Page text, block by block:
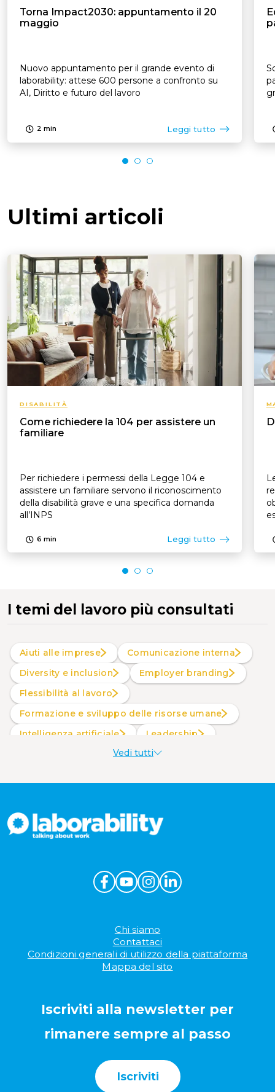
Torna Impact2030: appuntamento il 20
maggio
Nuovo appuntamento per il grande evento di
laborability: attese 600 persone a confronto su
AI, Diritto e futuro del lavoro
2 min Leggi tutto
Ultimi articoli
DISABILITÀ
Come richiedere la 104 per assistere un
familiare
Per richiedere i permessi della Legge 104 e
assistere un familiare servono il riconoscimento
della disabilità grave e una specifica domanda
all’INPS
6 min Leggi tutto
I temi del lavoro più consultati
Aiuti alle imprese
Comunicazione interna
Diversity e inclusion
Employer branding
Flessibilità al lavoro
Formazione e sviluppo delle risorse umane
intelligenza artificiale
Leadership
Produttività al lavoroVedi tutti
Chi siamo
Contattaci
Condizioni generali di utilizzo della piattaforma
Mappa del sito
Iscriviti alla newsletter per
rimanere sempre al passo
Iscriviti